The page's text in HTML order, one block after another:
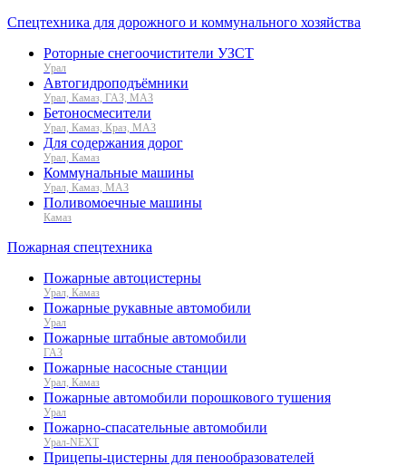
Спецтехника для дорожного и коммунального хозяйства
Роторные снегоочистители УЗСТ
Урал
Автогидроподъёмники
Урал, Камаз, ГАЗ, МАЗ
Бетоносмесители
Урал, Камаз, Краз, МАЗ
Для содержания дорог
Урал, Камаз
Коммунальные машины
Урал, Камаз, МАЗ
Поливомоечные машины
Камаз
Пожарная спецтехника
Пожарные автоцистерны
Урал, Камаз
Пожарные рукавные автомобили
Урал
Пожарные штабные автомобили
ГАЗ
Пожарные насосные станции
Урал, Камаз
Пожарные автомобили порошкового тушения
Урал
Пожарно-спасательные автомобили
Урал-NEXT
Прицепы-цистерны для пенообразователей